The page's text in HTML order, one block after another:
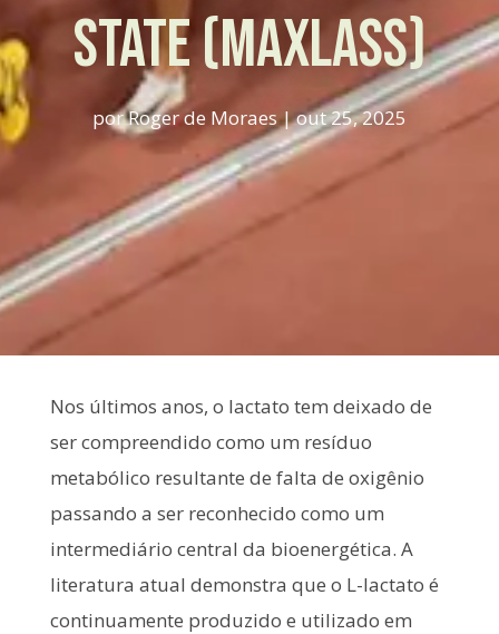
STATE (MAXLASS)
porRoger de Moraes|out 25, 2025
Nos últimos anos, o lactato tem deixado de
ser compreendido como um resíduo
metabólico resultante de falta de oxigênio
passando a ser reconhecido como um
intermediário central da bioenergética. A
literatura atual demonstra que o L-lactato é
continuamente produzido e utilizado em